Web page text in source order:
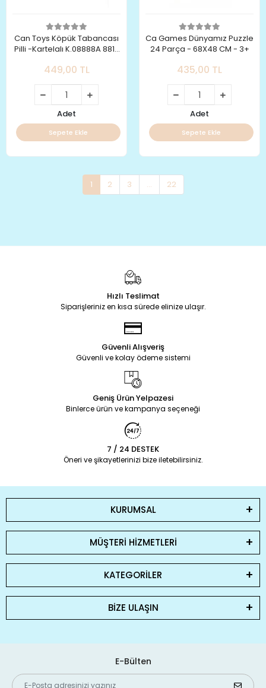
Can Toys Köpük Tabancası
Pilli -Kartelalı K.08888A 8813
449,00 TL
Adet
Sepete Ekle
Ca Games Dünyamız Puzzle
24 Parça - 68X48 CM - 3+
435,00 TL
Adet
Sepete Ekle
1 2 3 ... 22
Hızlı Teslimat
Siparişleriniz en kısa sürede elinize ulaşır.
Güvenli Alışveriş
Güvenli ve kolay ödeme sistemi
Geniş Ürün Yelpazesi
Binlerce ürün ve kampanya seçeneği
7 / 24 DESTEK
Öneri ve şikayetlerinizi bize iletebilirsiniz.
KURUMSAL
MÜŞTERİ HİZMETLERİ
KATEGORİLER
BİZE ULAŞIN
E-Bülten